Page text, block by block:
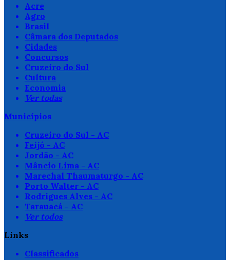
Acre
Agro
Brasil
Câmara dos Deputados
Cidades
Concursos
Cruzeiro do Sul
Cultura
Economia
Ver todas
Municípios
Cruzeiro do Sul - AC
Feijó - AC
Jordão - AC
Mâncio Lima - AC
Marechal Thaumaturgo - AC
Porto Walter - AC
Rodrigues Alves - AC
Tarauacá - AC
Ver todos
Links
Classificados